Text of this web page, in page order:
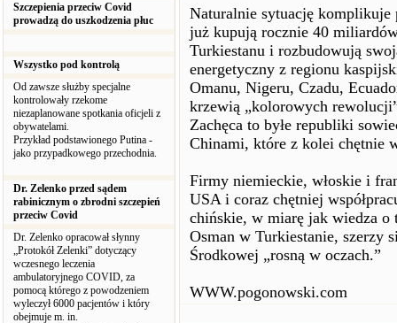
Szczepienia przeciw Covid
prowadzą do uszkodzenia płuc
Wszystko pod kontrolą
Od zawsze służby specjalne
kontrolowały rzekome
niezaplanowane spotkania oficjeli z
obywatelami.
Przykład podstawionego Putina -
jako przypadkowego przechodnia.
Dr. Zelenko przed sądem
rabinicznym o zbrodni szczepień
przeciw Covid
Dr. Zelenko opracował słynny
„Protokół Zelenki” dotyczący
wczesnego leczenia
ambulatoryjnego COVID, za
pomocą którego z powodzeniem
wyleczył 6000 pacjentów i który
obejmuje m. in.
Naturalnie sytuację komplikuje
już kupują rocznie 40
Turkiestanu i rozbudowują
energetyczny z regionu
Omanu, Nigeru, Czadu,
krzewią „kolorowych
Zachęca to byłe republiki
Chinami, które z kolei chętnie
Firmy niemieckie, włoskie i
USA i coraz chętniej
chińskie, w miarę jak wiedza o
Osman w Turkiestanie, szerzy
Środkowej „rosną w oczach.”
WWW.pogonowski.com